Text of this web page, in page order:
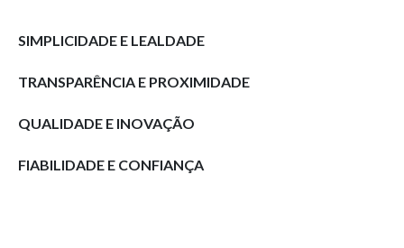
SIMPLICIDADE E LEALDADE
TRANSPARÊNCIA E PROXIMIDADE
QUALIDADE E INOVAÇÃO
FIABILIDADE E CONFIANÇA